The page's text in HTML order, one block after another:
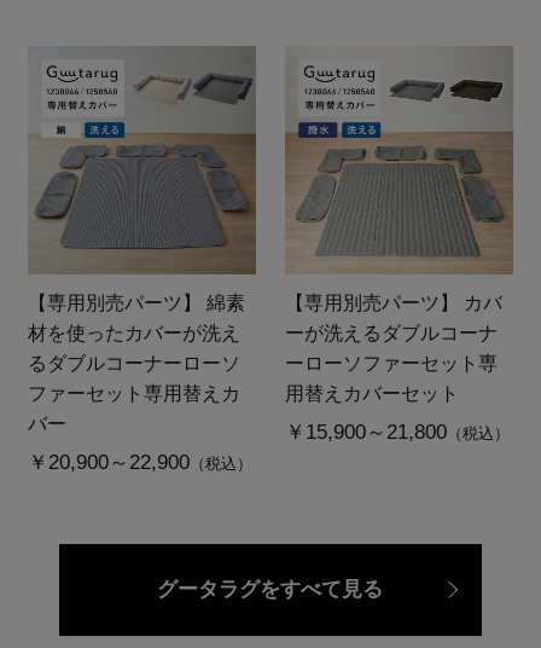
【専用別売パーツ】 綿素
材を使ったカバーが洗え
るダブルコーナーローソ
ファーセット専用替えカ
バー
￥20,900～22,900 （税込）
【専用別売パーツ】 カバ
ーが洗えるダブルコーナ
ーローソファーセット専
用替えカバーセット
￥15,900～21,800（税込）
グータラグをすべて見る